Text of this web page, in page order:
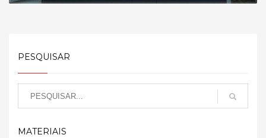
PESQUISAR
MATERIAIS